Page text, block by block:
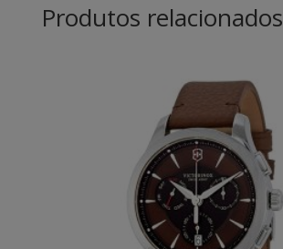
Produtos relacionados